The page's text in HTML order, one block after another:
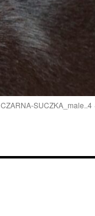
CZARNA-SUCZKA_male..4